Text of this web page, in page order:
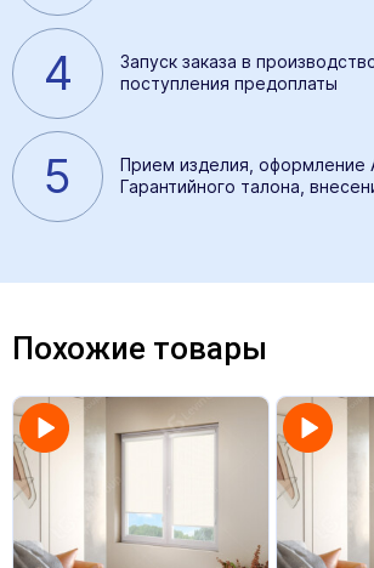
4
Запуск заказа в
поступления предоплаты
5
Прием изделия, оформление
Гарантийного талона,
Похожие товары